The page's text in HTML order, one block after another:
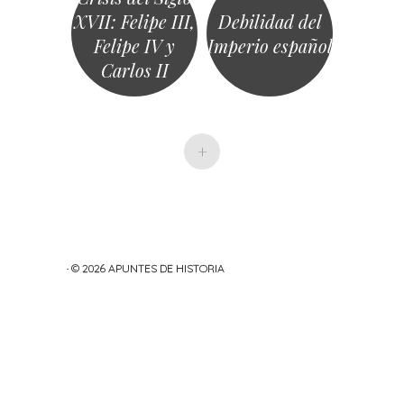
XVII: Felipe III,
Felipe IV y
Carlos II
Debilidad del
Imperio español
+
· © 2026 APUNTES DE HISTORIA